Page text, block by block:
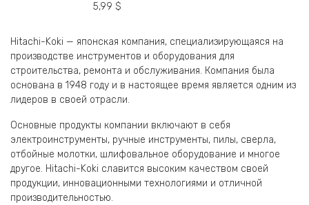
5,99 $
Hitachi-Koki — японская компания, специализирующаяся на
производстве инструментов и оборудования для
строительства, ремонта и обслуживания. Компания была
основана в 1948 году и в настоящее время является одним из
лидеров в своей отрасли.
Основные продукты компании включают в себя
электроинструменты, ручные инструменты, пилы, сверла,
отбойные молотки, шлифовальное оборудование и многое
другое. Hitachi-Koki славится высоким качеством своей
продукции, инновационными технологиями и отличной
производительностью.